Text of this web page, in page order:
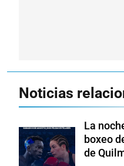
Noticias
La
boxeo
de